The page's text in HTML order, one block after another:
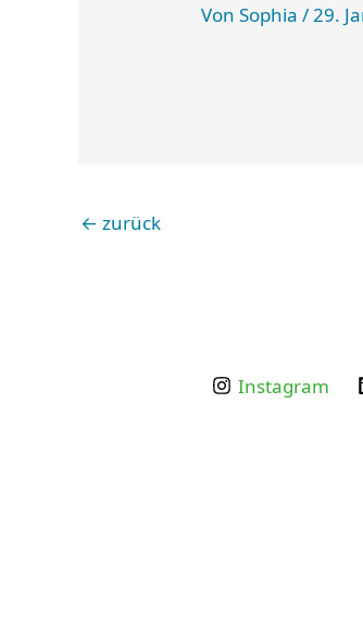
VonSophia/29.
← zurück
Instagram